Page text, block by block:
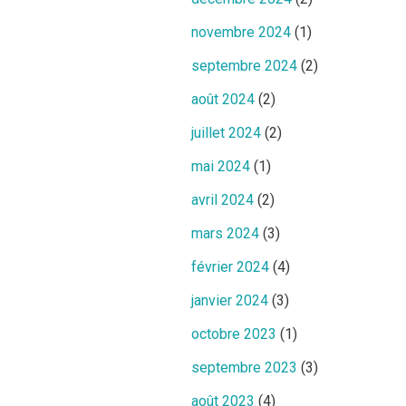
novembre 2024 (1)
septembre 2024 (2)
août 2024 (2)
juillet 2024 (2)
mai 2024 (1)
avril 2024 (2)
mars 2024 (3)
février 2024 (4)
janvier 2024 (3)
octobre 2023 (1)
septembre 2023 (3)
août 2023 (4)